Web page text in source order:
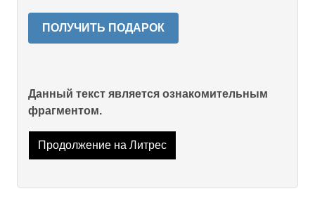
ПОЛУЧИТЬ ПОДАРОК
Данный текст является ознакомительным
фрагментом.
Продолжение на Литрес